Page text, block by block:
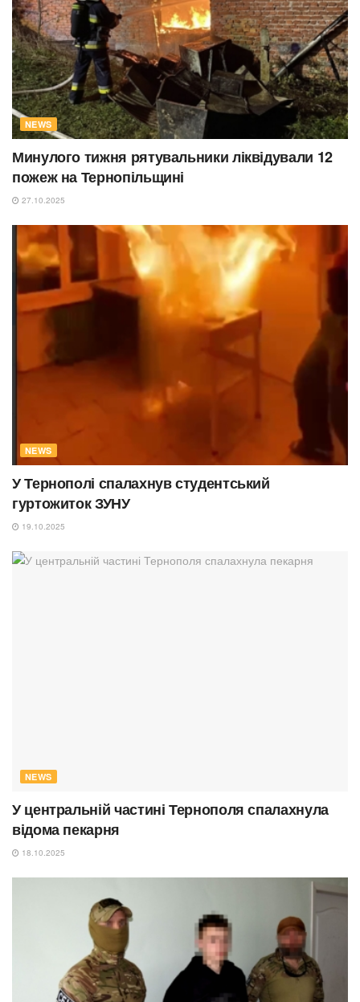
NEWS
Минулого тижня рятувальники ліквідували 12
пожеж на Тернопільщині
27.10.2025
NEWS
У Тернополі спалахнув студентський
гуртожиток ЗУНУ
19.10.2025
NEWS
У центральній частині Тернополя спалахнула
відома пекарня
18.10.2025